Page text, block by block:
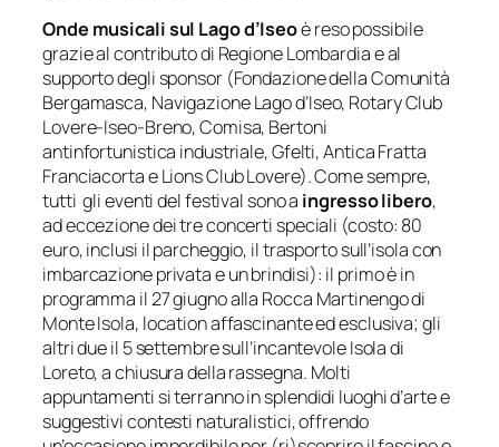
Onde musicali sul Lago d’Iseoè reso possibile
grazie al contributo di Regione Lombardia e al
supporto degli sponsor (Fondazione della Comunità
Bergamasca, Navigazione Lago d’Iseo, Rotary Club
Lovere-Iseo-Breno, Comisa, Bertoni
antinfortunistica industriale, Gfelti, Antica Fratta
Franciacorta e Lions Club Lovere). Come sempre,
tutti gli eventi del festival sono a ingresso libero,
ad eccezione dei tre concerti speciali (costo: 80
euro, inclusi il parcheggio, il trasporto sull’isola con
imbarcazione privata e un brindisi): il primo è in
programma il 27 giugno alla Rocca Martinengo di
Monte Isola, location affascinante ed esclusiva; gli
altri due il 5 settembre sull’incantevole Isola di
Loreto, a chiusura della rassegna. Molti
appuntamenti si terranno in splendidi luoghi d’arte e
suggestivi contesti naturalistici, offrendo